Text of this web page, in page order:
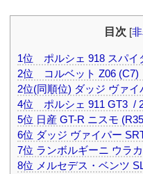
目次 [
1位 ポルシェ 918 スパイ
2位 コルベット Z06 (C7)
2位(同順位) ダッジ ヴァ
4位 ポルシェ 911 GT3 /
5位 日産 GT-R ニスモ
6位 ダッジ ヴァイパー
7位 ランボルギーニ ウラ
8位 メルセデス・ベンツ